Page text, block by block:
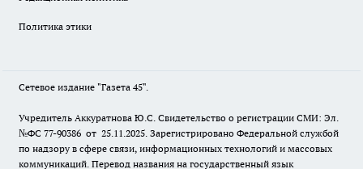
Политика этики
Сетевое издание "Газета 45".
Учредитель Аккуратнова Ю.С. Свидетельство о регистрации СМИ: Эл.
№ФС 77-90386 от 25.11.2025. Зарегистрировано Федеральной службой
по надзору в сфере связи, информационных технологий и массовых
коммуникаций. Перевод названия на государственный язык